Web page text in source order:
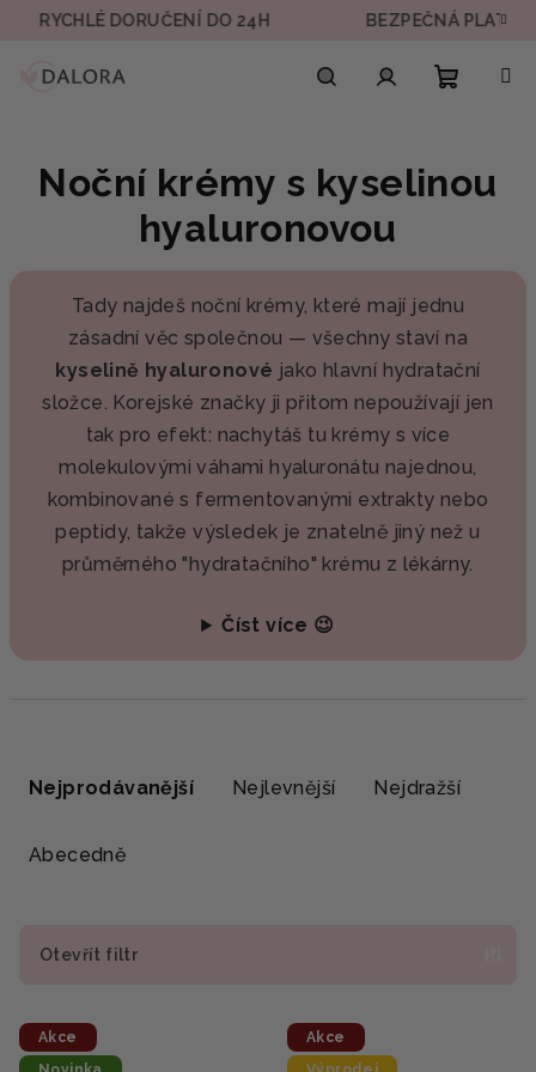
Přejít
DORUČENÍ DO 24H BEZPEČNÁ PLATBA
košík
Noční krémy s kyselinou
hyaluronovou
Tady najdeš noční krémy, které mají jednu
zásadní věc společnou — všechny staví na
kyselině hyaluronové jako hlavní hydratační
složce. Korejské značky ji přitom nepoužívají jen
tak pro efekt: nachytáš tu krémy s více
molekulovými váhami hyaluronátu najednou,
kombinované s fermentovanými extrakty nebo
peptidy, takže výsledek je znatelně jiný než u
průměrného "hydratačního" krému z lékárny.
Číst více 😉
o
d
Nejprodávanější Nejlevnější Nejdražší
Abecedně
Otevřít filtr
V
ý
Akce
Akce